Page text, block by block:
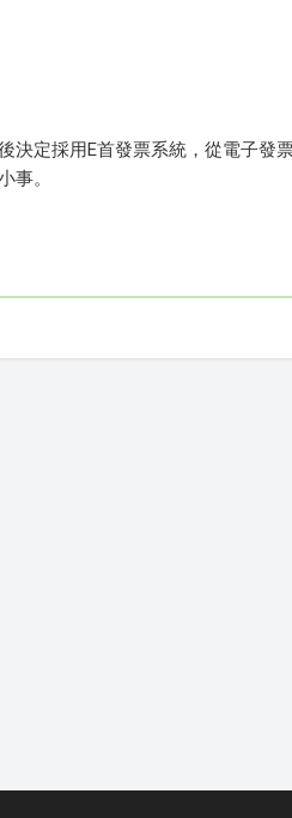
決定採用E首發票系統，從電子
事。